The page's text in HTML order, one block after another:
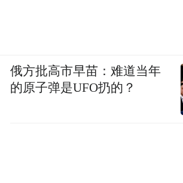
俄方批高市早苗：难道当年
的原子弹是UFO扔的？